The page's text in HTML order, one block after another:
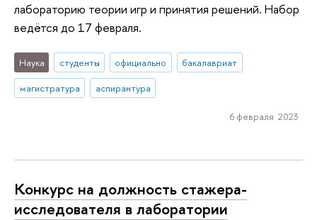
лабораторию теории игр и принятия решений. Набор
ведётся до 17 февраля.
Наука студенты официально
бакалавриат
магистратура
аспирантура
6 февраля 2023
Конкурс на должность стажера-
исследователя в лаборатории